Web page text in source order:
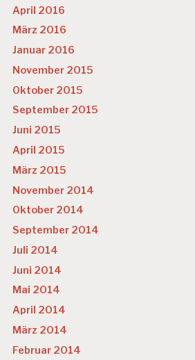
April 2016
März 2016
Januar 2016
November 2015
Oktober 2015
September 2015
Juni 2015
April 2015
März 2015
November 2014
Oktober 2014
September 2014
Juli 2014
Juni 2014
Mai 2014
April 2014
März 2014
Februar 2014